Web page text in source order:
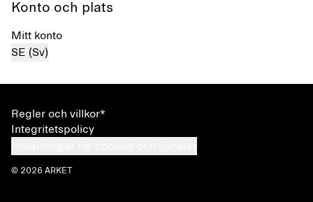
Konto och plats
Mitt konto
SE (Sv)
Regler och villkor*
Integritetspolicy
© 2026 ARKET